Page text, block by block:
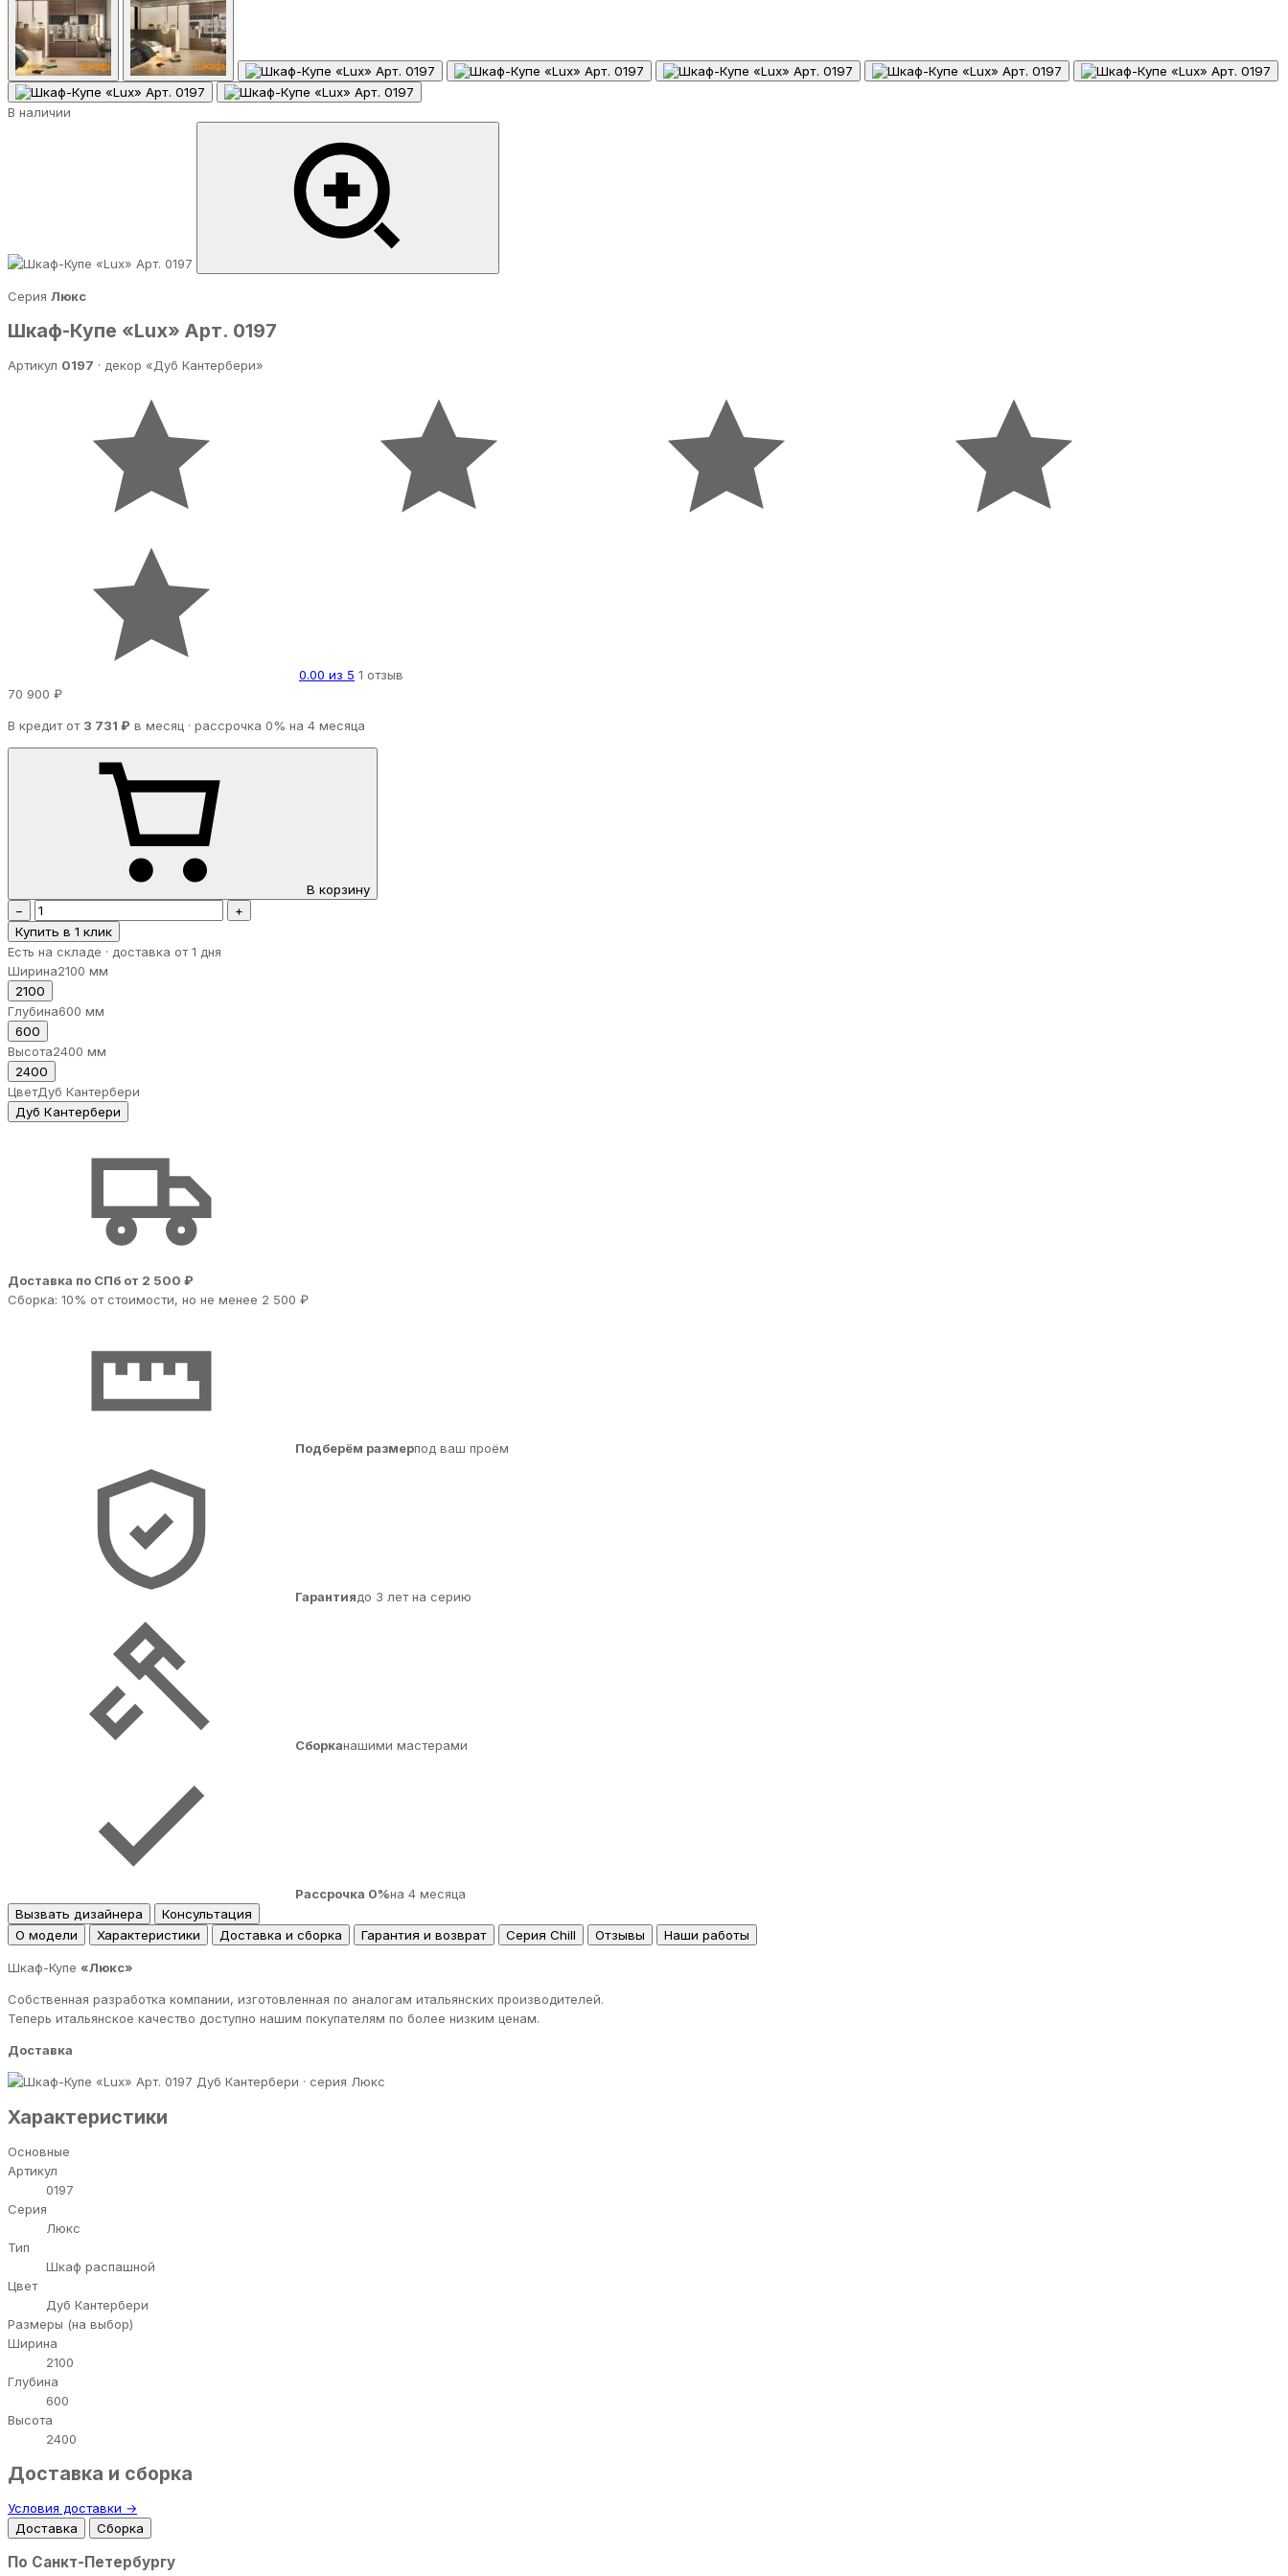
В наличии
Серия Люкс
Шкаф-Купе «Lux» Арт. 0197
Артикул 0197 · декор «Дуб Кантербери»
0.00 из 5 1 отзыв
70 900 ₽
В кредит от 3 731 ₽ в месяц · рассрочка 0% на 4 месяца
В корзину
−
+
Купить в 1 клик
Есть на складе · доставка от 1 дня
Ширина2100 мм
2100
Глубина600 мм
600
Высота2400 мм
2400
ЦветДуб Кантербери
Дуб Кантербери
Доставка по СПб от 2 500 ₽
Сборка: 10% от стоимости, но не менее 2 500 ₽
Подберём размерпод ваш проём
Гарантиядо 3 лет на серию
Сборканашими мастерами
Рассрочка 0%на 4 месяца
Вызвать дизайнера
Консультация
О модели
Характеристики Доставка и сборка Гарантия и возврат Серия Chill Отзывы Наши работы
Шкаф-Купе «Люкс»
Собственная разработка компании, изготовленная по аналогам итальянских производителей.
Теперь итальянское качество доступно нашим покупателям по более низким ценам.
Доставка
Дуб Кантербери · серия Люкс
Характеристики
Основные
Артикул
0197
Серия
Люкс
Тип
Шкаф распашной
Цвет
Дуб Кантербери
Размеры (на выбор)
Ширина
2100
Глубина
600
Высота
2400
Доставка и сборка
Условия доставки →
Доставка
Сборка
По Санкт-Петербургу